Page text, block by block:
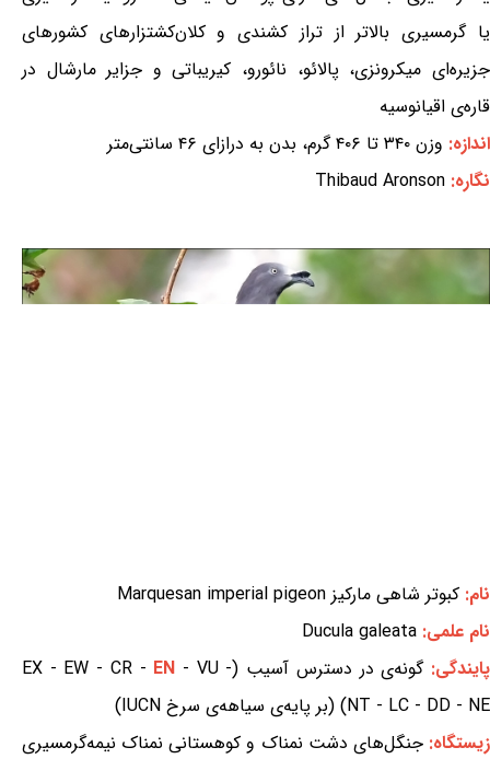
یا گرمسیری بالاتر از تراز کشندی و کلان‌کشتزارهای کشورهای
جزیره‌ای میکرونزی، پالائو، نائورو، کیریباتی و جزایر مارشال در
قاره‌ی اقیانوسیه
اندازه: وزن ۳۴۰ تا ۴۰۶ گرم، بدن به درازای ۴۶ سانتی‌متر
نگاره: Thibaud Aronson
نام: کبوتر شاهی مارکیز Marquesan imperial pigeon
نام علمی: Ducula galeata
پایندگی:گونه‌ی در دسترس آسیب (EX - EW - CR - EN - VU -
NT - LC - DD - NE) (بر پایه‌ی سیاهه‌ی سرخ IUCN)
زیستگاه:جنگل‌های دشت نمناک و کوهستانی نمناک نیمه‌گرمسیری